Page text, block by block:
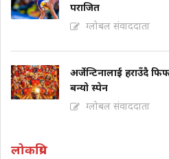
पराजित
ग्लोबल संवाददाता
अर्जेन्टिनालाई हराउँदै
बन्यो स्पेन
ग्लोबल संवाददाता
लोकप्रिय